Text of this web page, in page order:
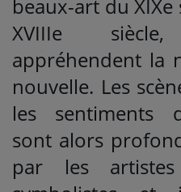
beaux-art du
XVIIIe
appréhendent la
nouvelle. Les
les sentiments
sont alors
par les